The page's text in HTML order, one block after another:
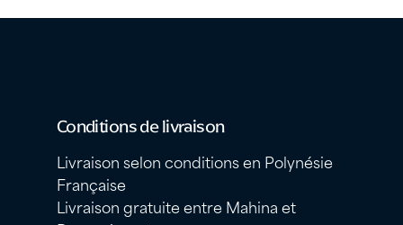
Conditions de livraison
Livraison selon conditions en Polynésie
Française
Livraison gratuite entre Mahina et